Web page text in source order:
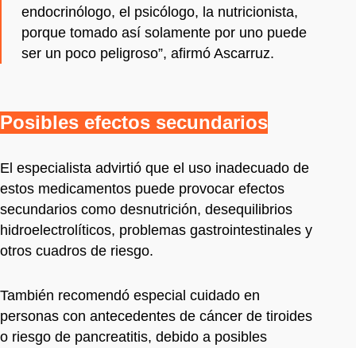
endocrinólogo, el psicólogo, la nutricionista,
porque tomado así solamente por uno puede
ser un poco peligroso”, afirmó Ascarruz.
Posibles efectos secundarios
El especialista advirtió que el uso inadecuado de
estos medicamentos puede provocar efectos
secundarios como desnutrición, desequilibrios
hidroelectrolíticos, problemas gastrointestinales y
otros cuadros de riesgo.
También recomendó especial cuidado en
personas con antecedentes de cáncer de tiroides
o riesgo de pancreatitis, debido a posibles